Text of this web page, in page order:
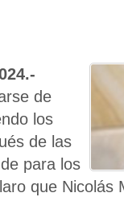
de
los
de las
para los
que Nicolás